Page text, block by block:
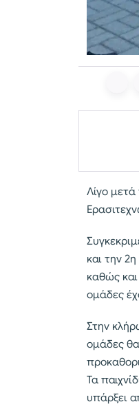
Λίγο
και την
καθώς
ομάδες
Στην
ομάδες
Τα
υπάρξει